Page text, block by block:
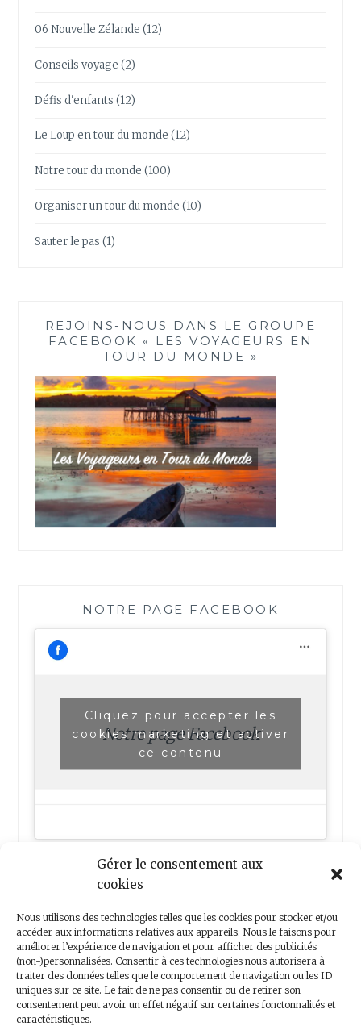
Gérer le consentement aux
cookies
Nous utilisons des technologies telles que les cookies pour stocker et/ou
accéder aux informations relatives aux appareils. Nous le faisons pour
améliorer l’expérience de navigation et pour afficher des publicités
(non-)personnalisées. Consentir à ces technologies nous autorisera à
traiter des données telles que le comportement de navigation ou les ID
uniques sur ce site. Le fait de ne pas consentir ou de retirer son
consentement peut avoir un effet négatif sur certaines fonctonnalités et
caractéristiques.
06 Nouvelle Zélande (12)
Conseils voyage (2)
Défis d'enfants (12)
Le Loup en tour du monde (12)
Notre tour du monde (100)
Organiser un tour du monde (10)
Sauter le pas (1)
REJOINS-NOUS DANS LE GROUPE
FACEBOOK « LES VOYAGEURS EN
TOUR DU MONDE »
NOTRE PAGE FACEBOOK
Notre page Facebook
Cliquez pour accepter les
cookies marketing et activer
ce contenu
Nous contacter